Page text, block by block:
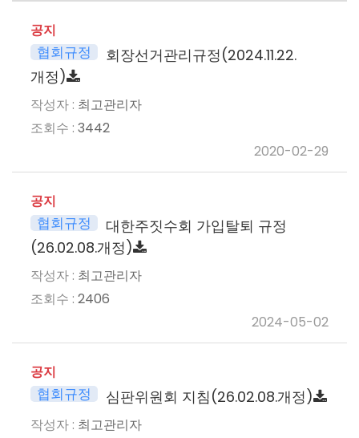
공지
협회규정
회장선거관리규정(2024.11.22.
개정)
최고관리자
3442
2020-02-29
공지
협회규정
대한주짓수회 가입탈퇴 규정
(26.02.08.개정)
최고관리자
2406
2024-05-02
공지
협회규정 심판위원회 지침(26.02.08.개정)
최고관리자